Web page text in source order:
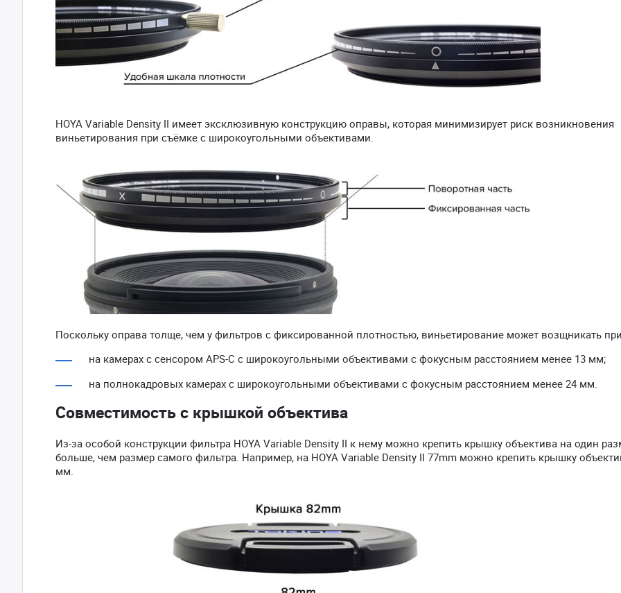
HOYA Variable Density II имеет эксклюзивную конструкцию оправы, которая минимизирует риск возникновения
виньетирования при съёмке с широкоугольными объективами.
Поскольку оправа толще, чем у фильтров с фиксированной плотностью, виньетирование может возщникать
на камерах с сенсором APS-C с широкоугольными объективами с фокусным расстоянием менее 13 мм;
на полнокадровых камерах с широкоугольными объективами с фокусным расстоянием менее 24 мм.
Совместимость с крышкой объектива
Из-за особой конструкции фильтра HOYA Variable Density II к нему можно крепить крышку объектива на один
больше, чем размер самого фильтра. Например, на HOYA Variable Density II 77mm можно крепить крышку
мм.